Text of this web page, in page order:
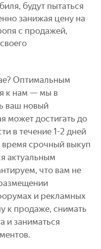
будут пытаться
занижая цену на
с продажей,
Оптимальным
к нам — мы в
ваш новый
может достигать до
в течение 1-2 дней
срочный выкуп
актуальным
что вам не
и рекламных
к продаже, снимать
и заниматься